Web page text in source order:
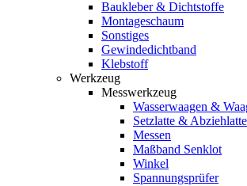
Baukleber & Dichtstoffe
Montageschaum
Sonstiges
Gewindedichtband
Klebstoff
Werkzeug
Messwerkzeug
Wasserwaagen &
Setzlatte & Abziehlatte
Messen
Maßband Senklot
Winkel
Spannungsprüfer